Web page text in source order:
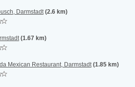
Darmstadt (2.6 km)
(1.67 km)
Mexican Restaurant, Darmstadt (1.85 km)